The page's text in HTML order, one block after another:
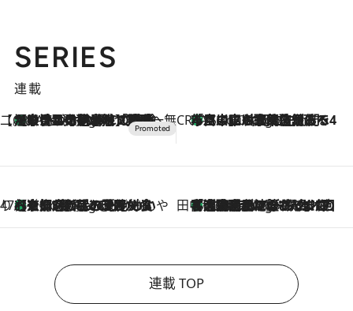
SERIES
連載
【CREA×星野リゾート】唯一無二。癒しと発見が待つ場所へ
2 Hours Ago
【トンボの足水浴】ヒノキの香りに包まれて涼感マックス！約13℃の湧水かけ流しを避暑地「星野温泉 トンボの湯」で体験 CREA'S CHOICE
4 Hours Ago
「立川にも歌舞伎があるんだよ」 片岡仁左衛門・市川中車ら豪華座組みで4年目の立川立飛歌舞伎へ
47都道府県の手みやげ ひんやりスイーツで夏を満喫
4 Hours Ago
【京都府】この夏絶対食べたい 冷やしておいしいおやつ3選 ひと口目から心を掴む新緑のテリーヌ 田中稲の勝手に再ブーム
9 Hours Ago
「湘南乃風に憧れて」観客大盛上がりの“タオル回し”に、ラッパー顔負けの高速歌唱まで…さだまさし（74）のアグレッシブすぎる現在地
連載 TOP